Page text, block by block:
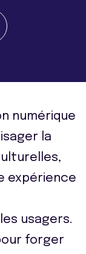
numérique
la
expérience
usagers.
forger